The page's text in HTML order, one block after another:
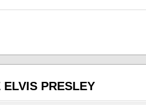
PRESLEY